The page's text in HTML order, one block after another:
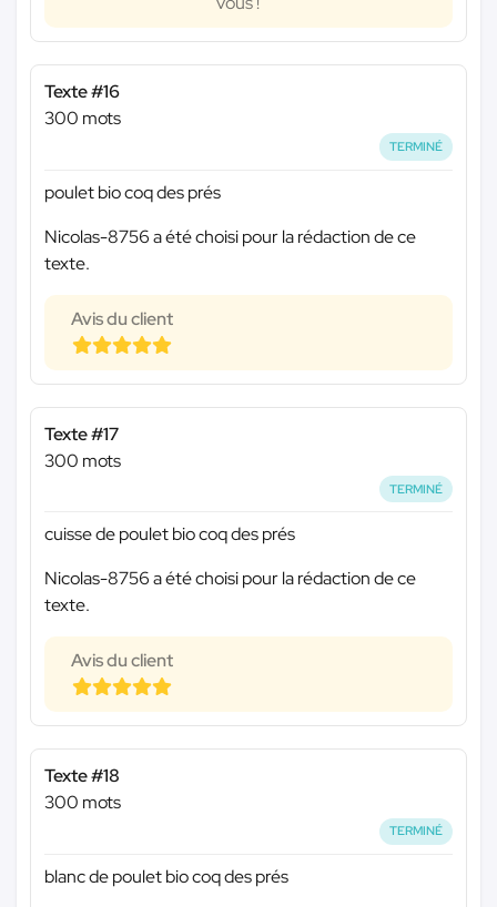
Texte #16
300 mots
TERMINÉ
poulet bio coq des prés
Nicolas-8756 a été choisi pour la rédaction de ce
texte.
Avis du client
Texte #17
300 mots
TERMINÉ
cuisse de poulet bio coq des prés
Nicolas-8756 a été choisi pour la rédaction de ce
texte.
Avis du client
Texte #18
300 mots
TERMINÉ
blanc de poulet bio coq des prés